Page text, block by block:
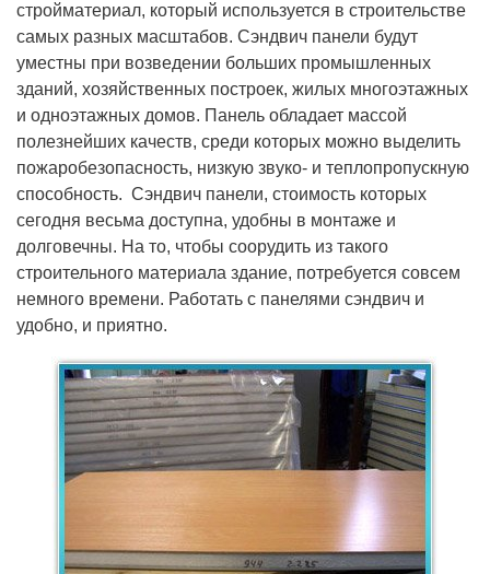
стройматериал, который используется в строительстве
самых разных масштабов. Сэндвич панели будут
уместны при возведении больших промышленных
зданий, хозяйственных построек, жилых многоэтажных
и одноэтажных домов. Панель обладает массой
полезнейших качеств, среди которых можно выделить
пожаробезопасность, низкую звуко- и теплопропускную
способность. Сэндвич панели, стоимость которых
сегодня весьма доступна, удобны в монтаже и
долговечны. На то, чтобы соорудить из такого
строительного материала здание, потребуется совсем
немного времени. Работать с панелями сэндвич и
удобно, и приятно.